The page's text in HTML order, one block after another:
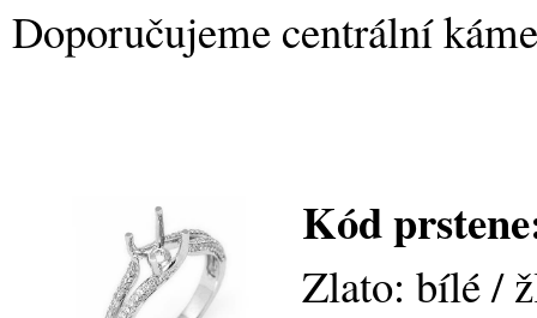
Doporučujeme centrální
Kód
Zlato: bílé /